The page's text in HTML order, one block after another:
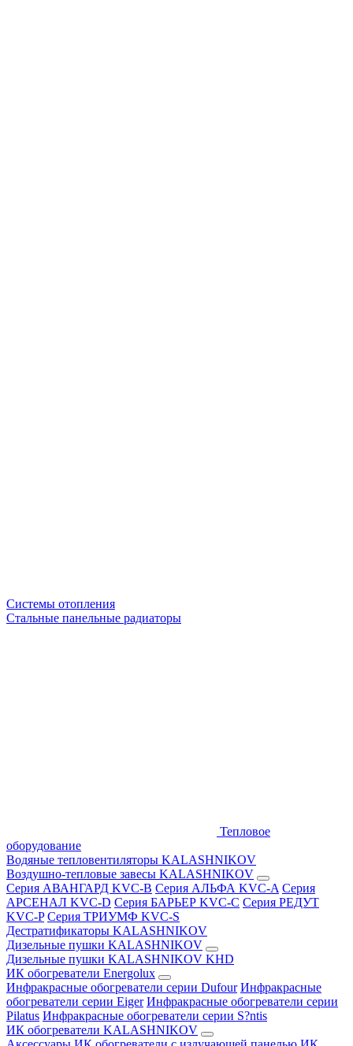
Системы отопления
Стальные панельные радиаторы
Тепловое
оборудование
Водяные тепловентиляторы KALASHNIKOV
Воздушно-тепловые завесы KALASHNIKOV
Серия АВАНГАРД KVC-B Серия АЛЬФА KVC-A Серия
АРСЕНАЛ KVC-D Серия БАРЬЕР KVC-C Серия РЕДУТ
KVC-P Серия ТРИУМФ KVC-S
Дестратификаторы KALASHNIKOV
Дизельные пушки KALASHNIKOV
Дизельные пушки KALASHNIKOV KHD
ИК обогреватели Energolux
Инфракрасные обогреватели серии Dufour Инфракрасные
обогреватели серии Eiger Инфракрасные обогреватели серии
Pilatus Инфракрасные обогреватели серии S?ntis
ИК обогреватели KALASHNIKOV